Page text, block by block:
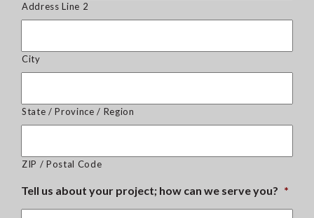
Address Line 2
City
State / Province / Region
ZIP / Postal Code
Tell us about your project; how can we serve you? *